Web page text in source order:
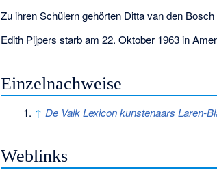
Zu ihren Schülern gehörten Ditta van den Bosch
Edith Pijpers starb am 22. Oktober 1963 in
Einzelnachweise
↑ De Valk Lexicon kunstenaars Laren-
Weblinks